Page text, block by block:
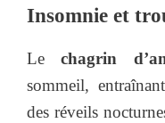
Insomnie et
Lechagrin
sommeil,
des réveils